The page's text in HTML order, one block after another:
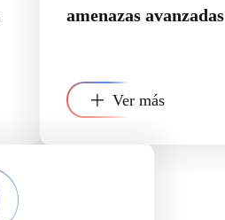
amenazas avanzadas
Ver más